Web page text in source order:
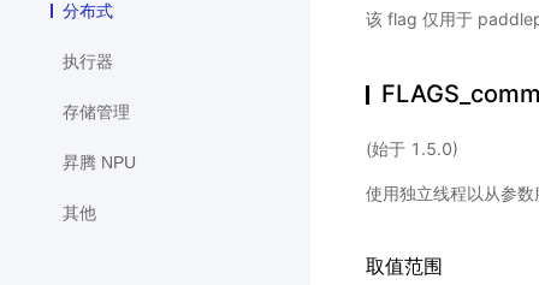
分布式
执行器
存储管理
昇腾 NPU
其他
该 flag 仅用于
(始于 1.5.0)
使用独立线程以从参
取值范围